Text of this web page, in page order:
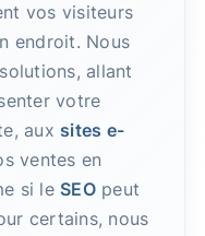
vos visiteurs
endroit. Nous
allant
votre
aux sites e-
ventes en
si le SEOpeut
certains, nous